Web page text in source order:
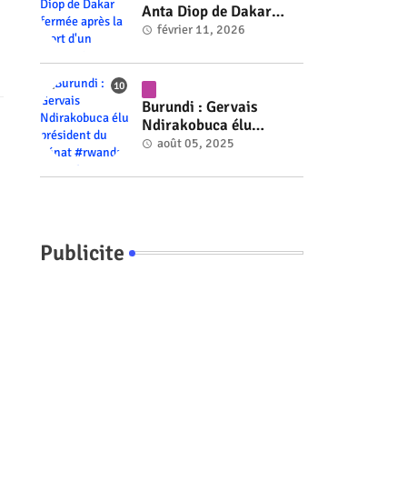
Anta Diop de Dakar
fermée après la mort
#RwOT
février 11, 2026
Burundi : Gervais
Ndirakobuca élu
président du Sénat
août 05, 2025
Publicite